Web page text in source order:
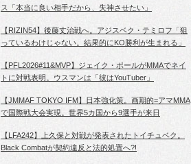
ス「本当に良い相手だから、失神させたい」
【RIZIN54】後藤丈治戦へ。アジスベク・テミロフ「狙
っているわけじゃない。結果的にKO勝利が生まれる」
【PFL2026#11&MVP】ジェイク・ポールがMMAでネイ
トに対戦表明。ウスマンは「彼はYouTuber」
【JMMAF TOKYO IFM】日本強化策。画期的=アマMMA
で国際戦大会実現。世界5カ国から9選手が来日
【LFA242】上久保と対戦が発表されたトイチュベク。
Black Combatが契約違反と法的処置へ?!